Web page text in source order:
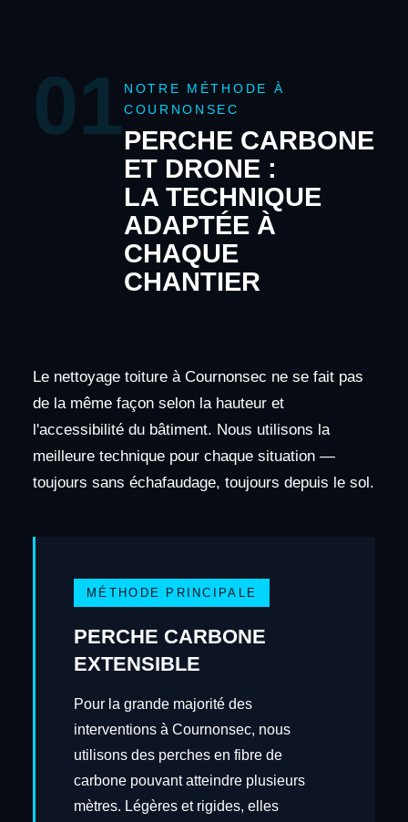
01 NOTRE MÉTHODE À
COURNONSEC
PERCHE CARBONE
ET DRONE :
LA TECHNIQUE
ADAPTÉE À
CHAQUE
CHANTIER
Le nettoyage toiture à Cournonsec ne se fait pas
de la même façon selon la hauteur et
l'accessibilité du bâtiment. Nous utilisons la
meilleure technique pour chaque situation —
toujours sans échafaudage, toujours depuis le sol.
MÉTHODE PRINCIPALE
PERCHE CARBONE
EXTENSIBLE
Pour la grande majorité des
interventions à Cournonsec, nous
utilisons des perches en fibre de
carbone pouvant atteindre plusieurs
mètres. Légères et rigides, elles